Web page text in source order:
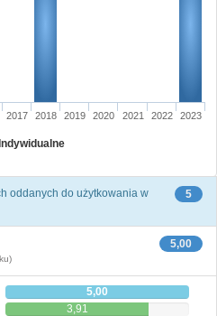
Indywidualne
2017 2018 2019 2020 2021 2022 2023
5
oddanych do użytkowania w
5,00
5,00
3,91